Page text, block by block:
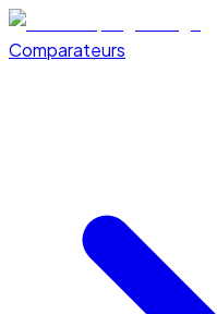
Comparateurs